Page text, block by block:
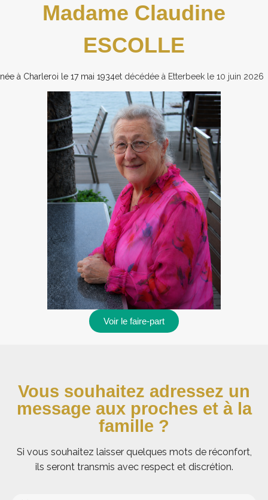
Madame Claudine
ESCOLLE
née à Charleroi le 17 mai 1934et décédée à Etterbeek le 10 juin 2026
Voir le faire-part
Vous souhaitez adressez un
message aux proches et à la
famille ?
Si vous souhaitez laisser quelques mots de réconfort,
ils seront transmis avec respect et discrétion.